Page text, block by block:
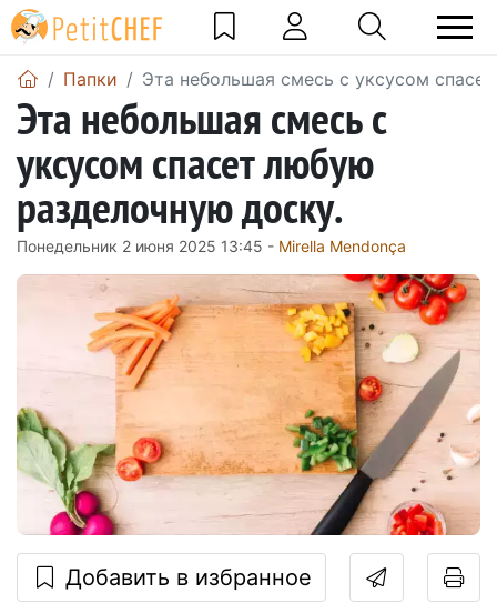
Папки Эта небольшая смесь с уксусом
Эта небольшая смесь с
уксусом спасет любую
разделочную доску.
Понедельник 2 июня 2025 13:45 - Mirella Mendonça
Добавить в избранное